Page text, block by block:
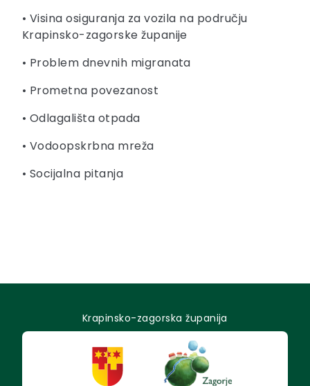
• Visina osiguranja za vozila na području
Krapinsko-zagorske županije
• Problem dnevnih migranata
• Prometna povezanost
• Odlagališta otpada
• Vodoopskrbna mreža
• Socijalna pitanja
Krapinsko-zagorska županija